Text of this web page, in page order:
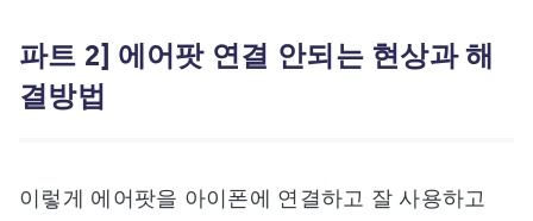
파트 2] 에어팟 연결 안되는 현상과 해
결방법
이렇게 에어팟을 아이폰에 연결하고 잘 사용하고